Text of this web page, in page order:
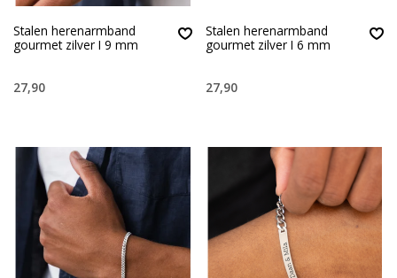
Stalen herenarmband
gourmet zilver I 9 mm
27,90
Stalen herenarmband
gourmet zilver I 6 mm
27,90